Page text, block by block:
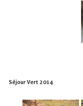
Séjour Vert 2014